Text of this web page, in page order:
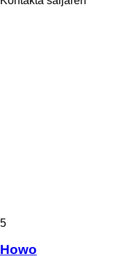
5
Howo